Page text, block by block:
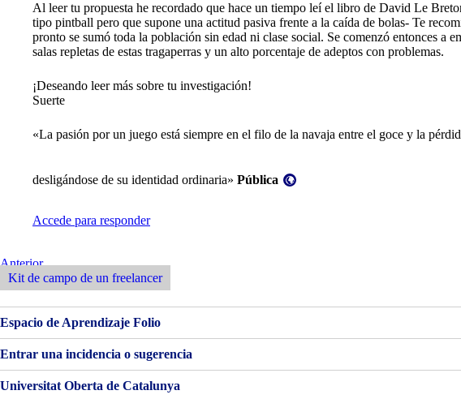
Al leer tu propuesta he recordado que hace un tiempo leí el libro de David Le
tipo pintball pero que supone una actitud pasiva frente a la caída de bolas- Te
pronto se sumó toda la población sin edad ni clase social. Se comenzó entonces a
salas repletas de estas tragaperras y un alto porcentaje de adeptos con problemas.
¡Deseando leer más sobre tu investigación!
Suerte
«La pasión por un juego está siempre en el filo de la navaja entre el goce y la
desligándose de su identidad ordinaria» Pública
Accede para responder
Navegación
de
entradas
Entrada
Anterior
Anterior
Kit de campo de un freelancer
Espacio de Aprendizaje Folio
Entrar una incidencia o sugerencia
Universitat Oberta de Catalunya